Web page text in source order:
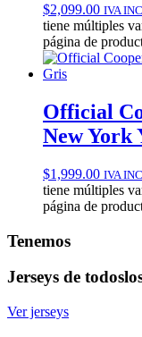
$2,099.00 IVA
tiene múltiples
página de
Official
New York
$1,999.00 IVA
tiene múltiples
página de
Tenemos
Jerseys de todos
Ver jerseys